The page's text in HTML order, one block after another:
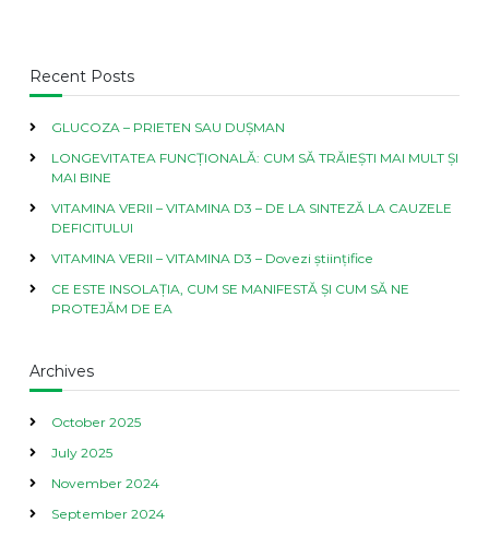
Recent Posts
GLUCOZA – PRIETEN SAU DUȘMAN
LONGEVITATEA FUNCȚIONALĂ: CUM SĂ TRĂIEȘTI MAI MULT ȘI
MAI BINE
VITAMINA VERII – VITAMINA D3 – DE LA SINTEZĂ LA CAUZELE
DEFICITULUI
VITAMINA VERII – VITAMINA D3 – Dovezi științifice
CE ESTE INSOLAȚIA, CUM SE MANIFESTĂ ȘI CUM SĂ NE
PROTEJĂM DE EA
Archives
October 2025
July 2025
November 2024
September 2024